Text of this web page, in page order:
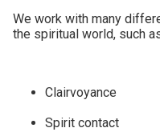
We work with many
the spiritual world, such
Clairvoyance
Spirit contact